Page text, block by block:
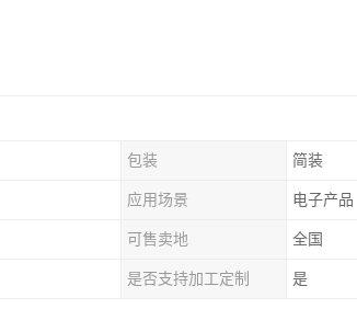
包装 简装
应用场景 电子产品
可售卖地 全国
是否支持加工定制 是